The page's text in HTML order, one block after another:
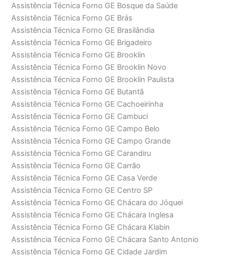
Assistência Técnica Forno GE Bosque da Saúde
Assistência Técnica Forno GE Brás
Assistência Técnica Forno GE Brasilândia
Assistência Técnica Forno GE Brigadeiro
Assistência Técnica Forno GE Brooklin
Assistência Técnica Forno GE Brooklin Novo
Assistência Técnica Forno GE Brooklin Paulista
Assistência Técnica Forno GE Butantã
Assistência Técnica Forno GE Cachoeirinha
Assistência Técnica Forno GE Cambuci
Assistência Técnica Forno GE Campo Belo
Assistência Técnica Forno GE Campo Grande
Assistência Técnica Forno GE Carandiru
Assistência Técnica Forno GE Carrão
Assistência Técnica Forno GE Casa Verde
Assistência Técnica Forno GE Centro SP
Assistência Técnica Forno GE Chácara do Jóquei
Assistência Técnica Forno GE Chácara Inglesa
Assistência Técnica Forno GE Chácara Klabin
Assistência Técnica Forno GE Chácara Santo Antonio
Assistência Técnica Forno GE Cidade Jardim